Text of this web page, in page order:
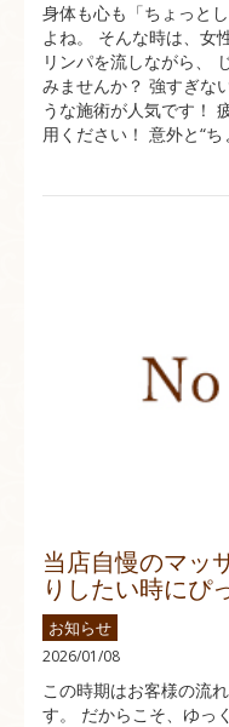
身体も心も「ちょっと
よね。 そんな時は、女
リンパを流しながら、
みませんか？ 強すぎな
うな施術が人気です！
用ください！ 意外と“
当店自慢のマッ
りしたい時にぴ
お知らせ
2026/01/08
この時期はお客様の流
す。 だからこそ、ゆっ